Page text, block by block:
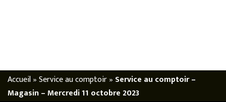
Accueil»Service au comptoir» Service au comptoir –
Magasin – Mercredi 11 octobre 2023